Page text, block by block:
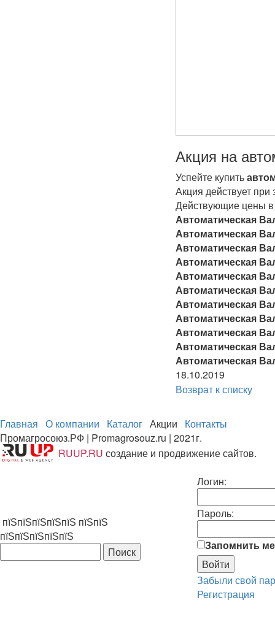
Акция на
Успейте купить
Акция действует при
Действующие цены
Автоматическая
Автоматическая
Автоматическая
Автоматическая
Автоматическая
Автоматическая
Автоматическая
Автоматическая
Автоматическая
Автоматическая
Автоматическая
18.10.2019
Возврат к списку
Главная О компании Каталог Акции
Контакты
Промагросоюз.РФ | Promagrosouz.ru | 2021г.
RUUP.RU создание и продвижение сайтов.
пїЅпїЅпїЅпїЅпїЅ пїЅпїЅ
пїЅпїЅпїЅпїЅпїЅ
Логин:
Пароль:
Запомнить
Забыли свой
Регистрация